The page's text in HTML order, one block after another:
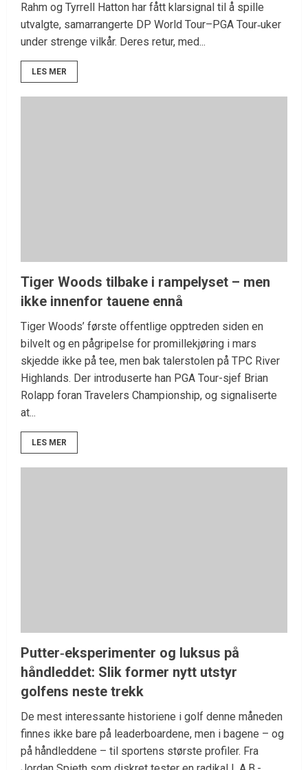
Rahm og Tyrrell Hatton har fått klarsignal til å spille
utvalgte, samarrangerte DP World Tour–PGA Tour‑uker
under strenge vilkår. Deres retur, med...
LES MER
Tiger Woods tilbake i rampelyset – men
ikke innenfor tauene ennå
Tiger Woods’ første offentlige opptreden siden en
bilvelt og en pågripelse for promillekjøring i mars
skjedde ikke på tee, men bak talerstolen på TPC River
Highlands. Der introduserte han PGA Tour-sjef Brian
Rolapp foran Travelers Championship, og signaliserte
at...
LES MER
Putter‑eksperimenter og luksus på
håndleddet: Slik former nytt utstyr
golfens neste trekk
De mest interessante historiene i golf denne måneden
finnes ikke bare på leaderboardene, men i bagene – og
på håndleddene – til sportens største profiler. Fra